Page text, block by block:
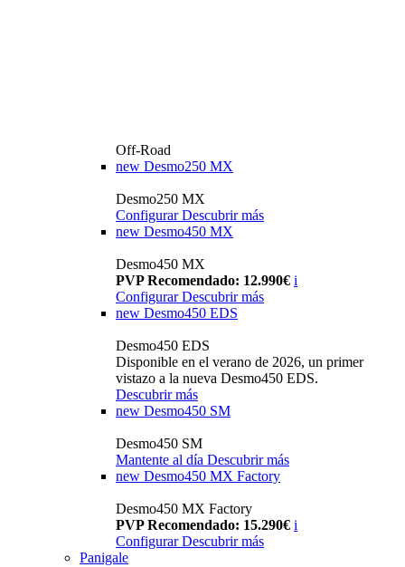
Off-Road
new Desmo250 MX
Desmo250 MX
Configurar Descubrir más
new Desmo450 MX
Desmo450 MX
PVP Recomendado: 12.990€ i
Configurar Descubrir más
new Desmo450 EDS
Desmo450 EDS
Disponible en el verano de 2026, un primer
vistazo a la nueva Desmo450 EDS.
Descubrir más
new Desmo450 SM
Desmo450 SM
Mantente al día Descubrir más
new Desmo450 MX Factory
Desmo450 MX Factory
PVP Recomendado: 15.290€ i
Configurar Descubrir más
Panigale